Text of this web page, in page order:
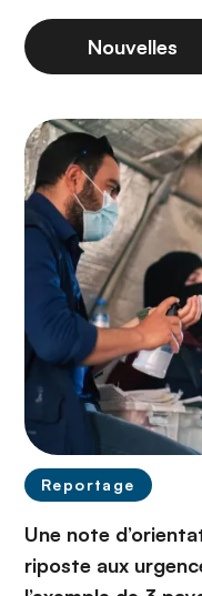
Nouvelles
Reportage
Une note
riposte aux